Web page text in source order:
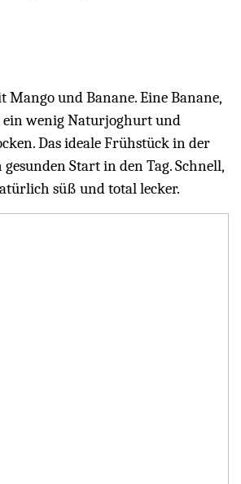
Mango und Banane. Eine Banane,
ein wenig Naturjoghurt und
Das ideale Frühstück in der
Start in den Tag. Schnell,
süß und total lecker.